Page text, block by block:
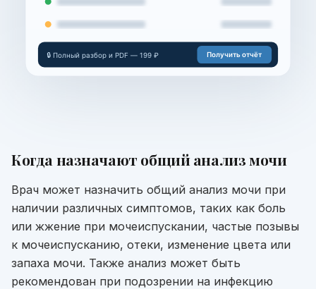
🔒 Полный разбор и PDF — 199 ₽ Получить отчёт
Когда назначают общий анализ мочи
Врач может назначить общий анализ мочи при
наличии различных симптомов, таких как боль
или жжение при мочеиспускании, частые позывы
к мочеиспусканию, отеки, изменение цвета или
запаха мочи. Также анализ может быть
рекомендован при подозрении на инфекцию